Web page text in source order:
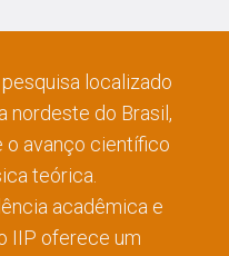
localizado
nordeste do Brasil,
o avanço científico
teórica.
acadêmica e
IIP oferece um